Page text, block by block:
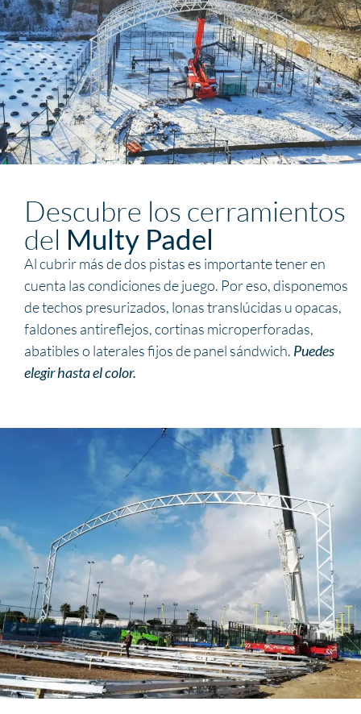
Descubre los cerramientos
del Multy Padel
Al cubrir más de dos pistas es importante tener en
cuenta las condiciones de juego. Por eso, disponemos
de techos presurizados, lonas translúcidas u opacas,
faldones antireflejos, cortinas microperforadas,
abatibles o laterales fijos de panel sándwich. Puedes
elegir hasta el color.